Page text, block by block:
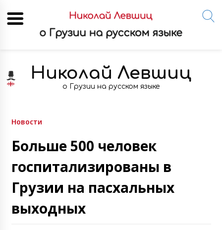
content
Николай Левшиц
о Грузии на русском языке
Новости
Больше 500 человек
госпитализированы в
Грузии на пасхальных
выходных